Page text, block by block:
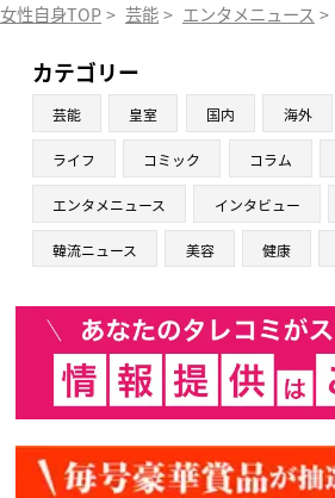
女性自身TOP > 芸能 > エンタメニュース >
カテゴリー
芸能 皇室 国内 海外
ライフ コミック コラム
エンタメニュース インタビュー
韓流ニュース 美容 健康